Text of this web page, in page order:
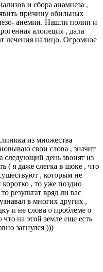
и сбора анамнеза ,
причину обильных
анемии. Нашли полип и
алопеция , дала
лечения налицо. Огромное
из множества
свои слова , значит
следующий день звонят из
( я даже слегка в шоке , что
, которым не
коротко , то уже поздно
результат вряд ли вас
в многих других ,
и не слова о проблеме о
на этой земле еще есть
загнулся )))